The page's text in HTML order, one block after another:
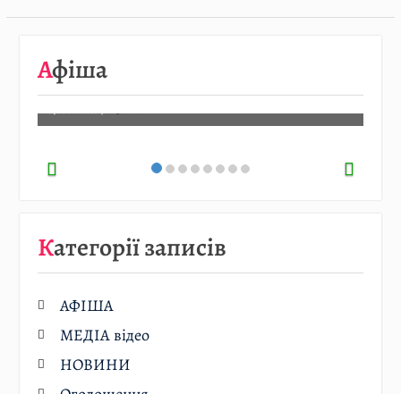
Афіша
08.08
Детальніше…
Категорії записів
АФІША
МЕДІА відео
НОВИНИ